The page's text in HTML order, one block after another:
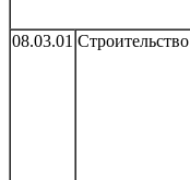
08.03.01 Строительство